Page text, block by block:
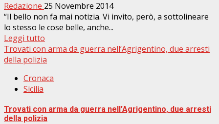
Redazione 25 Novembre 2014
“Il bello non fa mai notizia. Vi invito, però, a sottolineare
lo stesso le cose belle, anche...
Leggi tutto
Trovati con arma da guerra nell’Agrigentino, due arresti
della polizia
Cronaca
Sicilia
Trovati con arma da guerra nell’Agrigentino, due arresti
della polizia